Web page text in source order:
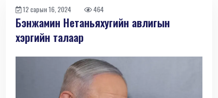
12 сарын 16, 2024 464
Бэнжамин Нетаньяхугийн авлигын
хэргийн талаар